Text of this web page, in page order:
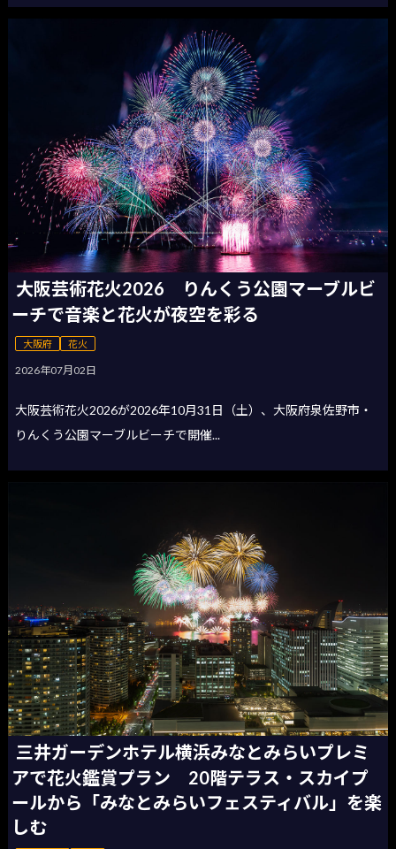
大阪芸術花火2026 りんくう公園マーブルビ
ーチで音楽と花火が夜空を彩る
大阪府 花火
2026年07月02日
大阪芸術花火2026が2026年10月31日（土）、大阪府泉佐野市・
りんくう公園マーブルビーチで開催...
三井ガーデンホテル横浜みなとみらいプレミ
アで花火鑑賞プラン 20階テラス・スカイプ
ールから「みなとみらいフェスティバル」を楽
しむ